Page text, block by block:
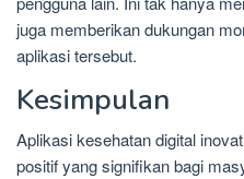
juga memberikan dukungan
aplikasi tersebut.
Kesimpulan
Aplikasi kesehatan digital
positif yang signifikan bagi